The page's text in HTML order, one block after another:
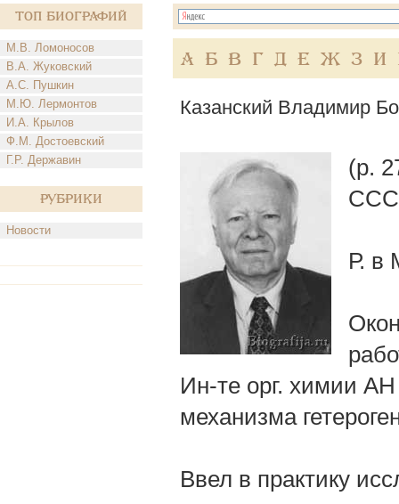
Топ Биографий
М.В. Ломоносов
В.А. Жуковский
А.С. Пушкин
М.Ю. Лермонтов
И.А. Крылов
Ф.М. Достоевский
Г.Р. Державин
Рубрики
Новости
А Б В Г Д Е Ж З И
Казанский Владимир
(р.
Р. в
Ин-те орг. химии
механизма
Ввел в практику